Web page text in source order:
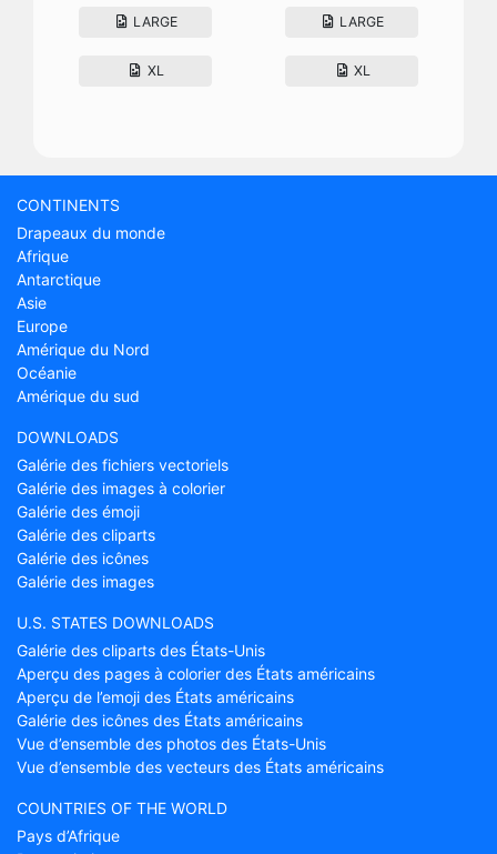
LARGE
XL
LARGE
XL
CONTINENTS
Drapeaux du monde
Afrique
Antarctique
Asie
Europe
Amérique du Nord
Océanie
Amérique du sud
DOWNLOADS
Galérie des fichiers vectoriels
Galérie des images à colorier
Galérie des émoji
Galérie des cliparts
Galérie des icônes
Galérie des images
U.S. STATES DOWNLOADS
Galérie des cliparts des États-Unis
Aperçu des pages à colorier des États américains
Aperçu de l’emoji des États américains
Galérie des icônes des États américains
Vue d’ensemble des photos des États-Unis
Vue d’ensemble des vecteurs des États américains
COUNTRIES OF THE WORLD
Pays d’Afrique